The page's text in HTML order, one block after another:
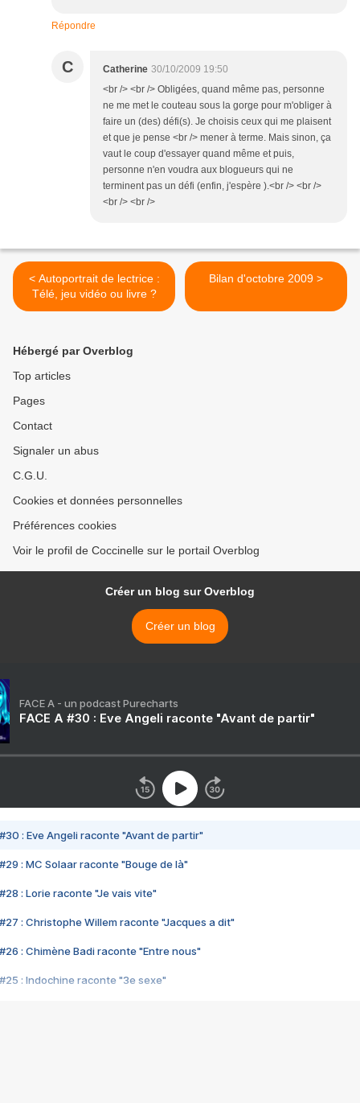
Répondre
C Catherine 30/10/2009 19:50
<br /> <br /> Obligées, quand même pas, personne
ne me met le couteau sous la gorge pour m'obliger à
faire un (des) défi(s). Je choisis ceux qui me plaisent
et que je pense <br /> mener à terme. Mais sinon, ça
vaut le coup d'essayer quand même et puis,
personne n'en voudra aux blogueurs qui ne
terminent pas un défi (enfin, j'espère ).<br /> <br />
<br /> <br />
< Autoportrait de lectrice :
Télé, jeu vidéo ou livre ?
Bilan d'octobre 2009 >
Hébergé par Overblog
Top articles
Pages
Contact
Signaler un abus
C.G.U.
Cookies et données personnelles
Préférences cookies
Voir le profil de Coccinelle sur le portail Overblog
Créer un blog sur Overblog
Créer un blog
FACE A - un podcast Purecharts
FACE A #30 : Eve Angeli raconte "Avant de partir"
#30 : Eve Angeli raconte "Avant de partir"
#29 : MC Solaar raconte "Bouge de là"
#28 : Lorie raconte "Je vais vite"
#27 : Christophe Willem raconte "Jacques a dit"
#26 : Chimène Badi raconte "Entre nous"
#25 : Indochine raconte "3e sexe"